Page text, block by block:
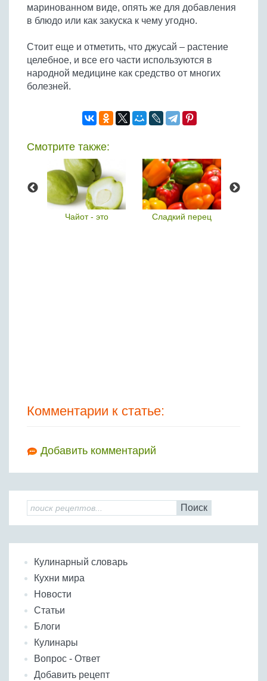
маринованном виде, опять же для добавления
в блюдо или как закуска к чему угодно.
Стоит еще и отметить, что джусай – растение
целебное, и все его части используются в
народной медицине как средство от многих
болезней.
Смотрите также:
Чайот - это Сладкий перец
Комментарии к статье:
Добавить комментарий
Поиск
Кулинарный словарь
Кухни мира
Новости
Статьи
Блоги
Кулинары
Вопрос - Ответ
Добавить рецепт